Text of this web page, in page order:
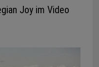
Joy im Video